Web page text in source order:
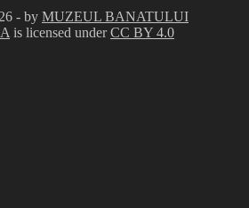
- by MUZEUL BANATULUI
is licensed underCC BY 4.0